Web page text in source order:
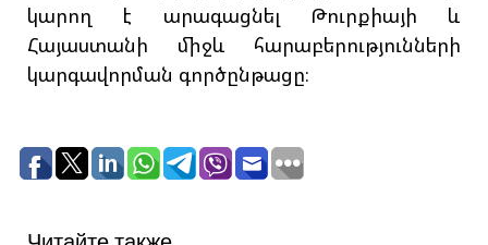
կարող է արագացնել Թուրքիայի և
Հայաստանի միջև հարաբերությունների
կարգավորման գործընթացը։